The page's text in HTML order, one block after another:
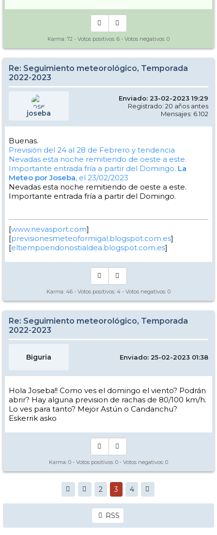
Karma: 72 - Votos positivos: 6 - Votos negativos: 0
Re: Seguimiento meteorológico, Temporada
2022-2023
joseba
Enviado: 23-02-2023 19:29
Registrado: 20 años antes
Mensajes: 6.102
Buenas.
Previsión del 24 al 28 de Febrero y tendencia
Nevadas esta noche remitiendo de oeste a este.
Importante entrada fría a partir del Domingo. La
Meteo por Joseba, el 23/02/2023
Nevadas esta noche remitiendo de oeste a este.
Importante entrada fría a partir del Domingo.
[www.nevasport.com]
[previsionesmeteoformigal.blogspot.com.es]
[eltiempoendonostialdea.blogspot.com.es]
Karma: 46 - Votos positivos: 4 - Votos negativos: 0
Re: Seguimiento meteorológico, Temporada
2022-2023
Biguria Enviado: 25-02-2023 01:38
Hola Joseba!! Como ves el domingo el viento? Podrán
abrir? Hay alguna prevision de rachas de 80/100 km/h.
Lo ves para tanto? Mejor Astún o Candanchu?
Eskerrik asko
Karma: 0 - Votos positivos: 0 - Votos negativos: 0
2 3 4
RSS